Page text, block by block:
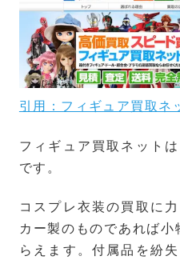
引用：フィギュア買取ネ
フィギュア買取ネット
です。
コスプレ衣装の買取に
カー製のものであれば
らえます。付属品を紛